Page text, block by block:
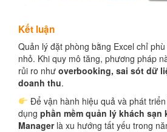
Kết luận
Quản lý đặt phòng bằng Excel chỉ
nhỏ. Khi quy mô tăng, phương pháp
rủi ro như overbooking, sai sót dữ
doanh thu.
Để vận hành hiệu quả và phát
dụng phần mềm quản lý khách sạn
Managerlà xu hướng tất yếu trong